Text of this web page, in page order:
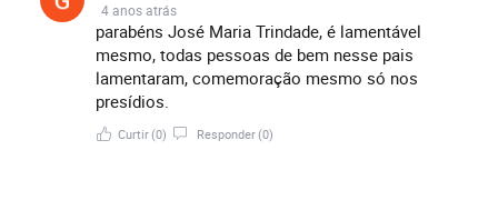
4 anos atrás
parabéns José Maria Trindade, é lamentável
mesmo, todas pessoas de bem nesse pais
lamentaram, comemoração mesmo só nos
presídios.
Curtir(0) Responder(0)